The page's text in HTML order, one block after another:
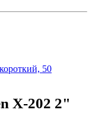
50
Х-202 2"